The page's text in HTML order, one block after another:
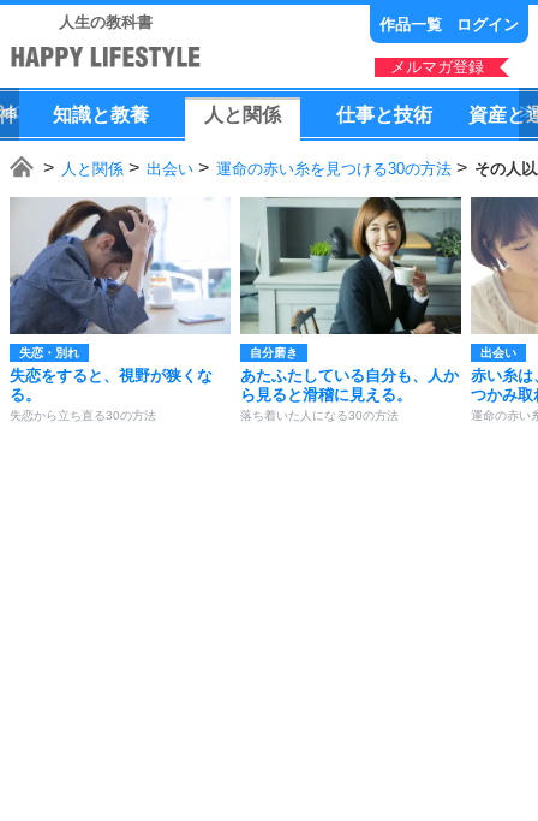
人生の教科書 作品一覧 ログイン
メルマガ登録
知識と教養 人 と 関係 仕事と技術 資産と
人と関係 出会い 運命の赤い糸を見つける30の方法 その人
失恋・別れ
失恋をすると、視野が狭くな
る。
失恋から立ち直る30の方法
自分磨き
あたふたしている自分も、人か
ら見ると滑稽に見える。
落ち着いた人になる30の方法
出会い
赤い糸は
つかみ取
運命の赤い